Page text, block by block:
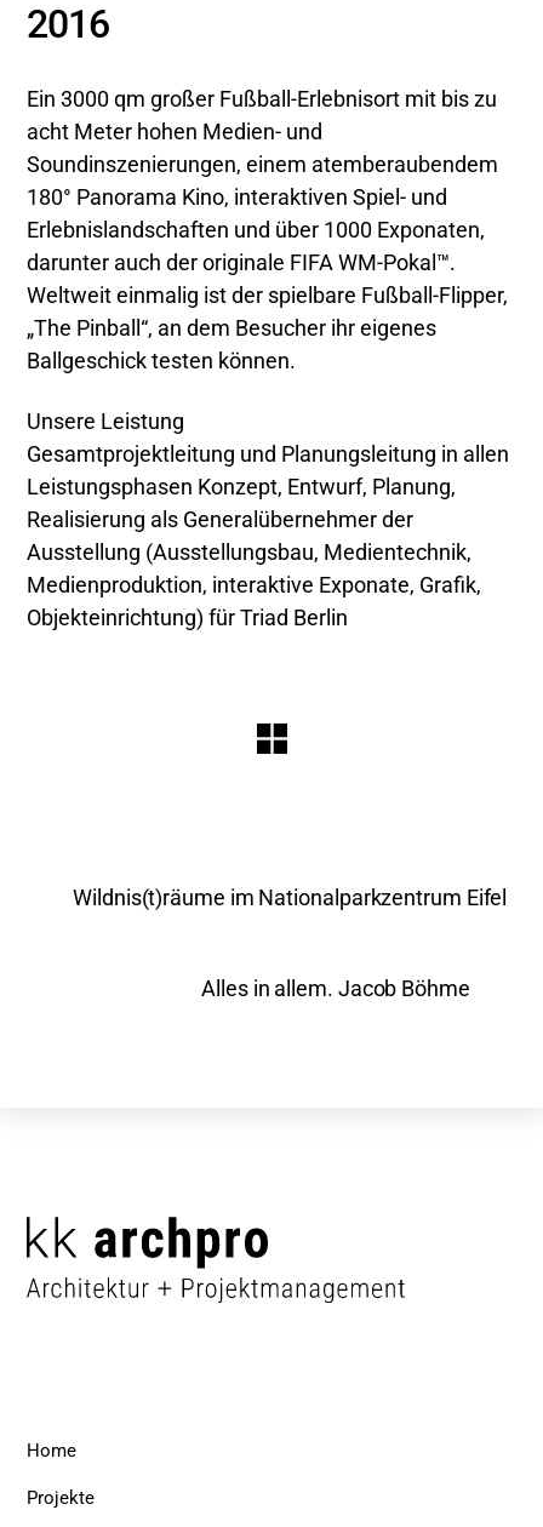
2016
Ein 3000 qm großer Fußball-Erlebnisort mit bis zu
acht Meter hohen Medien- und
Soundinszenierungen, einem atemberaubendem
180° Panorama Kino, interaktiven Spiel- und
Erlebnislandschaften und über 1000 Exponaten,
darunter auch der originale FIFA WM-Pokal™.
Weltweit einmalig ist der spielbare Fußball-Flipper,
„The Pinball“, an dem Besucher ihr eigenes
Ballgeschick testen können.
Unsere Leistung
Gesamtprojektleitung und Planungsleitung in allen
Leistungsphasen Konzept, Entwurf, Planung,
Realisierung als Generalübernehmer der
Ausstellung (Ausstellungsbau, Medientechnik,
Medienproduktion, interaktive Exponate, Grafik,
Objekteinrichtung) für Triad Berlin
Wildnis(t)räume im Nationalparkzentrum Eifel
Alles in allem. Jacob Böhme
Top
Home
Projekte